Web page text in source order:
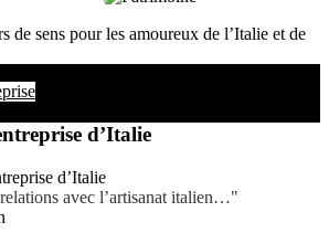
de sens pour les amoureux de l’Italie et de
d’Italie
avec l’artisanat italien…"